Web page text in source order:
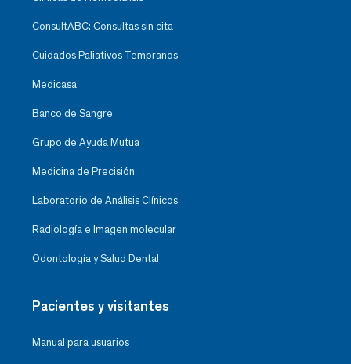
ConsultABC: Consultas sin cita
Cuidados Paliativos Tempranos
Medicasa
Banco de Sangre
Grupo de Ayuda Mutua
Medicina de Precisión
Laboratorio de Análisis Clínicos
Radiología e Imagen molecular
Odontología y Salud Dental
Pacientes y visitantes
Manual para usuarios